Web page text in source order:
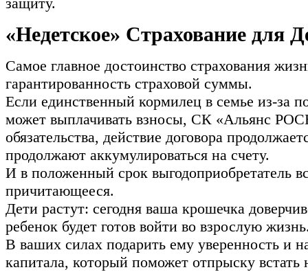
«Недетское» Страхование для
Самое главное достоинство страхования
гарантированность страховой суммы.
Если единственный кормилец в семье из-за
может выплачивать взносы, СК «Альянс
обязательства, действие договора
продолжают аккумулироваться на счету.
И в положенный срок выгодоприобретатель
причитающееся.
Дети растут: сегодня ваша крошечка
ребенок будет готов войти во взрослую
В ваших силах подарить ему уверенность и
капитала, который поможет отпрыску встать